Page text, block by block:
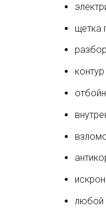
щетка
любой